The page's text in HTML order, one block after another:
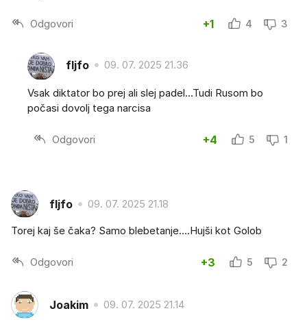
Odgovori +1 4 3
fljfo 09. 07. 2025 21.36
Vsak diktator bo prej ali slej padel...Tudi Rusom bo
počasi dovolj tega narcisa
Odgovori +4 5 1
fljfo 09. 07. 2025 21.18
Torej kaj še čaka? Samo blebetanje....Hujši kot Golob
Odgovori +3 5 2
Joakim 09. 07. 2025 21.14